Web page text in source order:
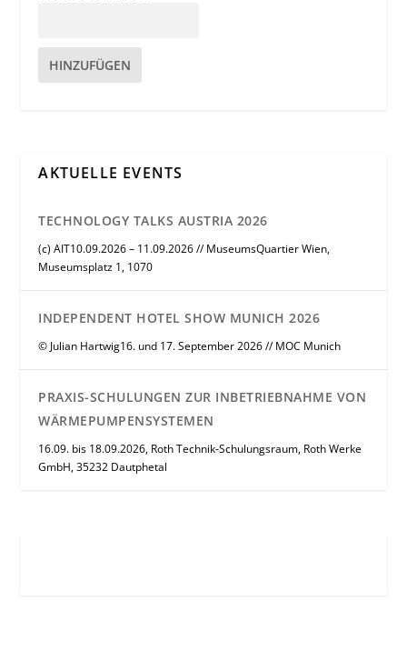
HINZUFÜGEN
AKTUELLE EVENTS
TECHNOLOGY TALKS AUSTRIA 2026
(c) AIT10.09.2026 – 11.09.2026 // MuseumsQuartier Wien,
Museumsplatz 1, 1070
INDEPENDENT HOTEL SHOW MUNICH 2026
© Julian Hartwig16. und 17. September 2026 // MOC Munich
PRAXIS-SCHULUNGEN ZUR INBETRIEBNAHME VON
WÄRMEPUMPENSYSTEMEN
16.09. bis 18.09.2026, Roth Technik-Schulungsraum, Roth Werke
GmbH, 35232 Dautphetal